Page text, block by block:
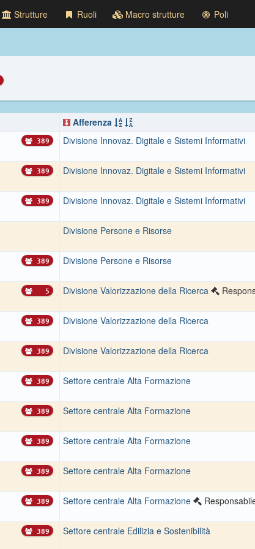
Strutture Ruoli Macro strutture Poli
Afferenza
389 Divisione Innovaz. Digitale e Sistemi Informativi
389 Divisione Innovaz. Digitale e Sistemi Informativi
389 Divisione Innovaz. Digitale e Sistemi Informativi
Divisione Persone e Risorse
389 Divisione Persone e Risorse
5 Divisione Valorizzazione della Ricerca
389 Divisione Valorizzazione della Ricerca
389 Divisione Valorizzazione della Ricerca
389 Settore centrale Alta Formazione
389 Settore centrale Alta Formazione
389 Settore centrale Alta Formazione
389 Settore centrale Alta Formazione
389 Settore centrale Alta Formazione
389 Settore centrale Edilizia e Sostenibilità